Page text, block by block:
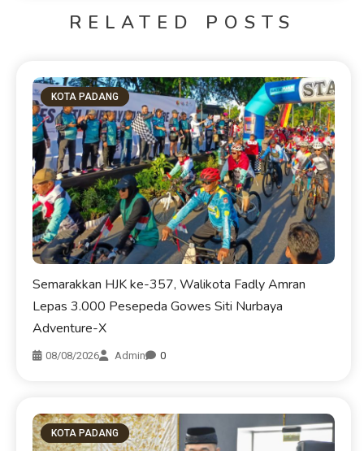
RELATED POSTS
KOTA PADANG
Semarakkan HJK ke-357, Walikota Fadly Amran
Lepas 3.000 Pesepeda Gowes Siti Nurbaya
Adventure-X
08/08/2026 Admin 0
KOTA PADANG